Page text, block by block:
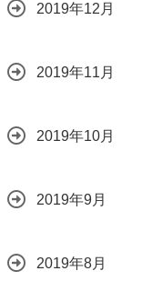
2019年12月
2019年11月
2019年10月
2019年9月
2019年8月